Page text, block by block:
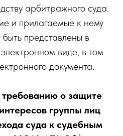
арбитражного суда.
и прилагаемые к нему
представлены в
виде, в том
документа.
о защите
группы лиц
суда к судебным